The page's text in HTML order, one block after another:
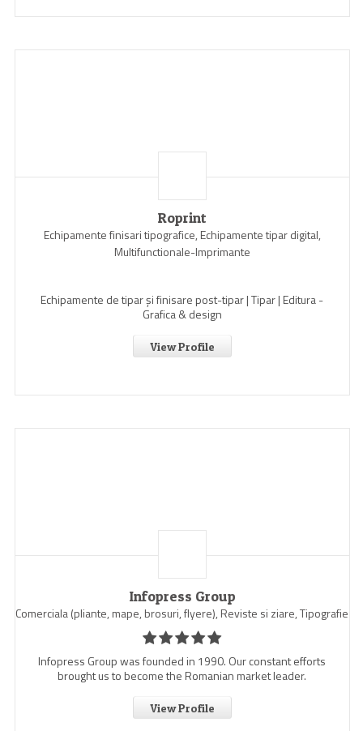
Roprint
Echipamente finisari tipografice, Echipamente tipar digital,
Multifunctionale-Imprimante
Echipamente de tipar și finisare post-tipar | Tipar | Editura -
Grafica & design
View Profile
Infopress Group
Comerciala (pliante, mape, brosuri, flyere), Reviste si ziare, Tipografie
Infopress Group was founded in 1990. Our constant efforts
brought us to become the Romanian market leader.
View Profile